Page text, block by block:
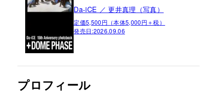
Da-iCE ／ 更井真理（写真）
定価5,500円（本体5,000円＋税）
発売日:2026.09.06
プロフィール